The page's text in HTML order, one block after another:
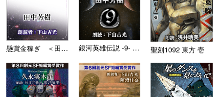
懸賞金稼ぎ ＜田中芳樹短篇小... 銀河英雄伝説 -9- 回天篇 聖刻1092 東方 壱